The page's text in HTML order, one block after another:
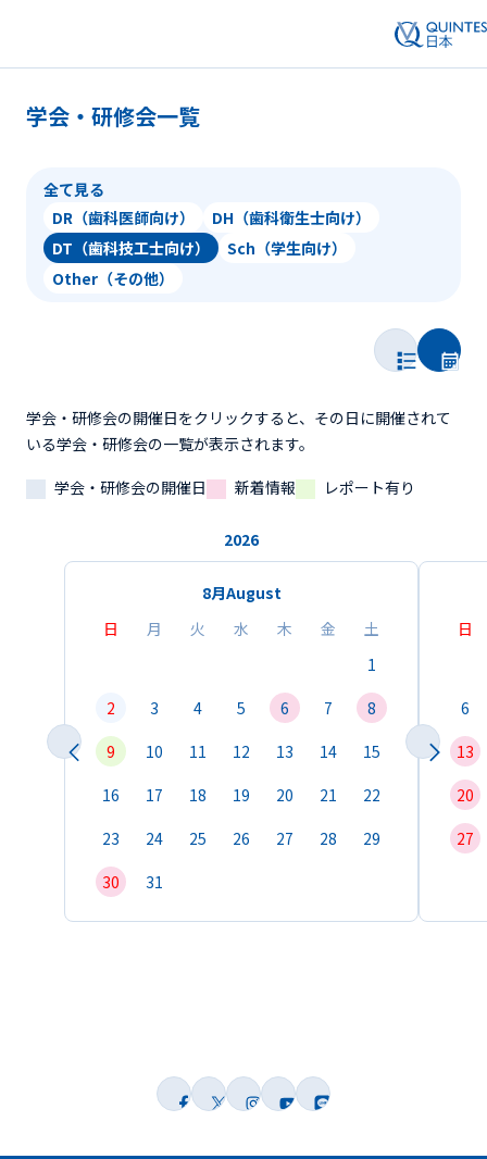
学会・研修会一覧
全て見る
DR（歯科医師向け）
DH（歯科衛生士向け）
DT（歯科技工士向け）
Sch（学生向け）
Other（その他）
学会・研修会の開催日をクリックすると、その日に開催されて
いる学会・研修会の一覧が表示されます。
学会・研修会の開催日
新着情報 レポート有り
2026
8月August
日
月 火 水 木 金
土
1
2
3 4 5 6 7
8
9
10 11 12 13 14
15
16
17 18 19 20 21
22
23
24 25 26 27 28
29
30
31
日
6
13
20
27